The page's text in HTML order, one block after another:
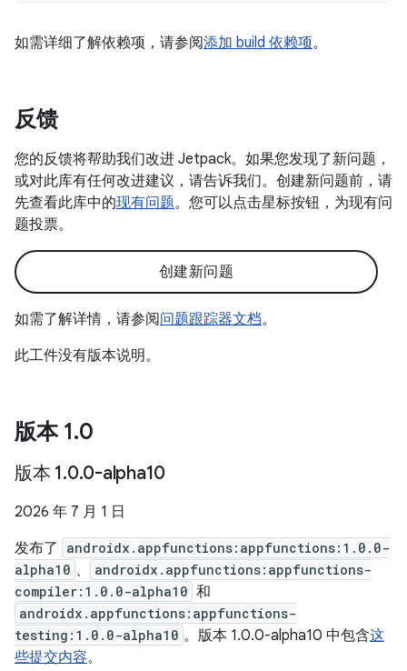
如需详细了解依赖项，请参阅添加 build 依赖项。
反馈
您的反馈将帮助我们改进 Jetpack。如果您发现了新问题，
或对此库有任何改进建议，请告诉我们。创建新问题前，请
先查看此库中的现有问题。您可以点击星标按钮，为现有问
题投票。
创建新问题
如需了解详情，请参阅问题跟踪器文档。
此工件没有版本说明。
版本 1.0
版本 1.0.0-alpha10
2026 年 7 月 1 日
发布了
androidx.appfunctions:appfunctions:1.0.0-
alpha10 、
androidx.appfunctions:appfunctions-
compiler:1.0.0-alpha10 和
androidx.appfunctions:appfunctions-
testing:1.0.0-alpha10 。版本 1.0.0-alpha10 中包含这
些提交内容。